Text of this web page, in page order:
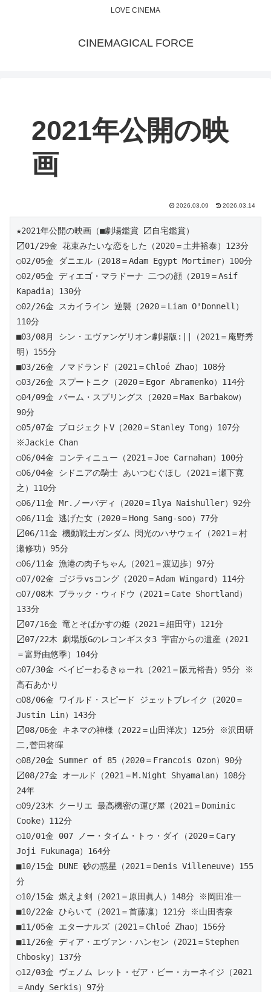
LOVE CINEMA
CINEMAGICAL FORCE
2021年公開の映
画
2026.03.09 2026.03.14
★2021年公開の映画（■劇場鑑賞 〼自宅鑑賞）
〼01/29金 花束みたいな恋をした（2020＝土井裕泰）123分
○02/05金 ダニエル（2018＝Adam Egypt Mortimer）100分
○02/05金 ディエゴ・マラドーナ 二つの顔（2019＝Asif
Kapadia）130分
○02/26金 スカイライン 逆襲（2020＝Liam O'Donnell）
110分
■03/08月 シン・エヴァンゲリオン劇場版:||（2021＝庵野秀
明）155分
■03/26金 ノマドランド（2021＝Chloé Zhao）108分
○03/26金 スプートニク（2020＝Egor Abramenko）114分
○04/09金 パーム・スプリングス（2020＝Max Barbakow）
90分
○05/07金 プロジェクトV（2020＝Stanley Tong）107分
※Jackie Chan
○06/04金 コンティニュー（2021＝Joe Carnahan）100分
○06/04金 シドニアの騎士 あいつむぐほし（2021＝瀬下寛
之）110分
○06/11金 Mr.ノーバディ（2020＝Ilya Naishuller）92分
○06/11金 逃げた女（2020＝Hong Sang-soo）77分
〼06/11金 機動戦士ガンダム 閃光のハサウェイ（2021＝村
瀬修功）95分
○06/11金 漁港の肉子ちゃん（2021＝渡辺歩）97分
○07/02金 ゴジラvsコング（2020＝Adam Wingard）114分
○07/08木 ブラック・ウィドウ（2021＝Cate Shortland）
133分
〼07/16金 竜とそばかすの姫（2021＝細田守）121分
〼07/22木 劇場版Gのレコンギスタ3 宇宙からの遺産（2021
＝富野由悠季）104分
○07/30金 ベイビーわるきゅーれ（2021＝阪元裕吾）95分 ※
高石あかり
○08/06金 ワイルド・スピード ジェットブレイク（2020＝
Justin Lin）143分
〼08/06金 キネマの神様（2022＝山田洋次）125分 ※沢田研
二,菅田将暉
○08/20金 Summer of 85（2020＝Francois Ozon）90分
〼08/27金 オールド（2021＝M.Night Shyamalan）108分
24年
○09/23木 クーリエ 最高機密の運び屋（2021＝Dominic
Cooke）112分
○10/01金 007 ノー・タイム・トゥ・ダイ（2020＝Cary
Joji Fukunaga）164分
■10/15金 DUNE 砂の惑星（2021＝Denis Villeneuve）155
分
○10/15金 燃えよ剣（2021＝原田眞人）148分 ※岡田准一
■10/22金 ひらいて（2021＝首藤凜）121分 ※山田杏奈
■11/05金 エターナルズ（2021＝Chloé Zhao）156分
■11/26金 ディア・エヴァン・ハンセン（2021＝Stephen
Chbosky）137分
○12/03金 ヴェノム レット・ゼア・ビー・カーネイジ（2021
＝Andy Serkis）97分